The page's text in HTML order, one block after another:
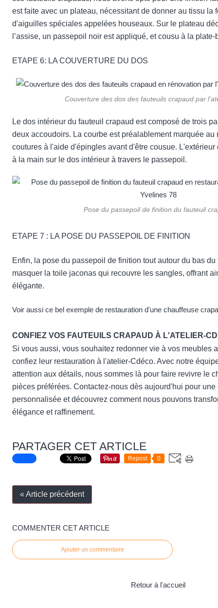
est faite avec un plateau, nécessitant de donner au tissu la
d'aiguilles spéciales appelées houseaux. Sur le plateau
l’assise, un passepoil noir est appliqué, et cousu à la plate-
ETAPE 6: LA COUVERTURE DU DOS
Couverture des dos des fauteuils crapaud par
Le dos intérieur du fauteuil crapaud est composé de trois
deux accoudoirs. La courbe est préalablement marquée au
coutures à l'aide d'épingles avant d'être cousue.
à la main sur le dos intérieur à travers le passepoil.
Pose du passepoil de finition du fauteuil
ETAPE 7 : LA POSE DU PASSEPOIL DE FINITION
Enfin, la pose du passepoil de finition tout autour du bas
masquer la toile jaconas qui recouvre les sangles, offrant
élégante.
Voir aussi ce bel exemple de restauration d'une chauffeuse
CONFIEZ VOS FAUTEUILS CRAPAUD À L'ATELIER-
Si vous aussi, vous souhaitez redonner vie à vos meubles
confiez leur restauration à l'atelier-Cdéco. Avec notre
attention aux détails, nous sommes là pour faire revivre le
pièces préférées. Contactez-nous dès aujourd'hui pour une
personnalisée et découvrez comment nous pouvons
élégance et raffinement.
PARTAGER CET ARTICLE
Repost 0
« Article précédent
COMMENTER CET ARTICLE
Ajouter un commentaire
Retour à l'accueil